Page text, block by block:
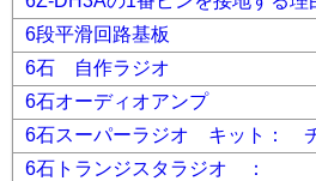
6段平滑回路基板
6石 自作ラジオ
6石オーディオアンプ
6石スーパーラジオ キット：
6石トランジスタラジオ ：